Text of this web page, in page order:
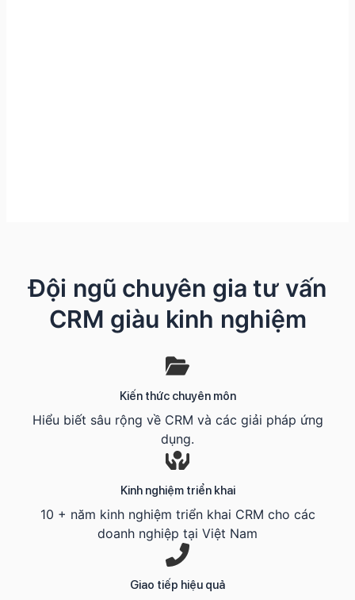
Đội ngũ chuyên gia tư vấn
CRM giàu kinh nghiệm
Kiến thức chuyên môn
Hiểu biết sâu rộng về CRM và các giải pháp ứng
dụng.
Kinh nghiệm triển khai
10 + năm kinh nghiệm triển khai CRM cho các
doanh nghiệp tại Việt Nam
Giao tiếp hiệu quả